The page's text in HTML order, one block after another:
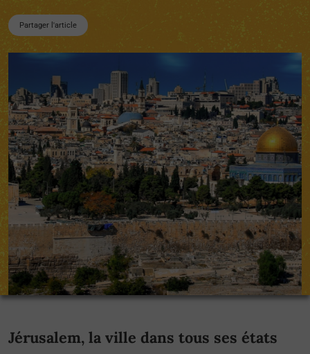
Partager l'article
Jérusalem, la ville dans tous ses états